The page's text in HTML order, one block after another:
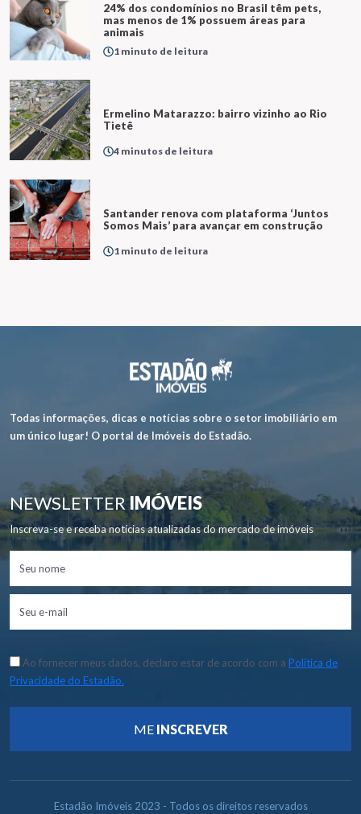
24% dos condomínios no Brasil têm pets,
mas menos de 1% possuem áreas para
animais
1 minuto de leitura
Ermelino Matarazzo: bairro vizinho ao Rio
Tietê
4 minutos de leitura
Santander renova com plataforma ‘Juntos
Somos Mais’ para avançar em construção
1 minuto de leitura
Todas informações, dicas e notícias sobre o setor imobiliário em
um único lugar! O portal de Imóveis do Estadão.
NEWSLETTERIMÓVEIS
Inscreva-se e receba notícias atualizadas do mercado de imóveis
Ao fornecer meus dados, declaro estar de acordo com a Política de
Privacidade do Estadão.
ME INSCREVER
Estadão Imóveis 2023 - Todos os direitos reservados